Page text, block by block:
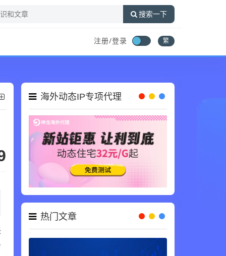
搜索一下
注册/登录 繁
海外动态IP专项代理
热门文章